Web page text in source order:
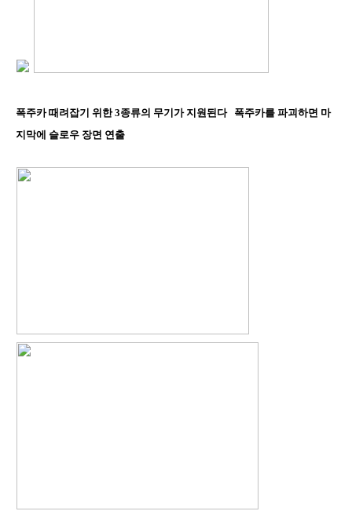
폭주카 때려잡기 위한 3종류의 무기가 지원된다 폭주카를 파괴하면 마
지막에 슬로우 장면 연출